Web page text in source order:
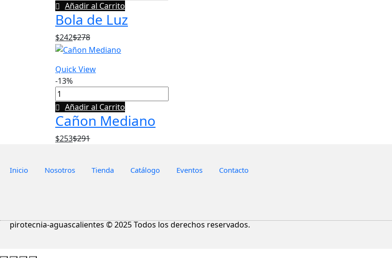
Añadir al Carrito
Bola de Luz
$242$278
Quick View
-13%
Añadir al Carrito
Cañon Mediano
$253$291
Inicio Nosotros Tienda Catálogo Eventos Contacto
pirotecnia-aguascalientes © 2025 Todos los derechos reservados.